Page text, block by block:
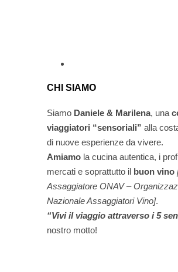
CHI SIAMO
Siamo Daniele & Marilena, una
viaggiatori “sensoriali” alla
di nuove esperienze da vivere.
Amiamo la cucina autentica, i
mercati e soprattutto il buon vino
Assaggiatore ONAV –
Nazionale Assaggiatori Vino].
“Vivi il viaggio attraverso i 5
nostro motto!